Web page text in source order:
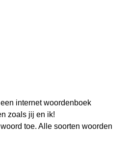
internet woordenboek
zoals jij en ik!
toe. Alle soorten woorden